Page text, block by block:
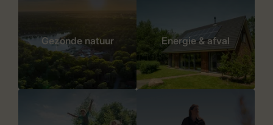
Gezonde natuur Energie & afval